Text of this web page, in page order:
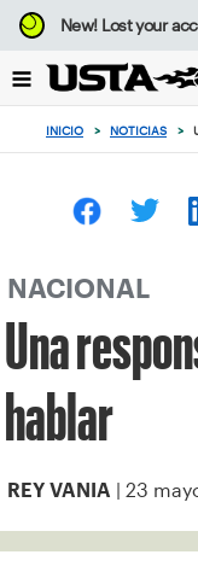
Enfoque
desde
botón
volver
principio
New!Lost your
INICIO > NOTICIAS >
NACIONAL
Una
hablar
REY VANIA | 23